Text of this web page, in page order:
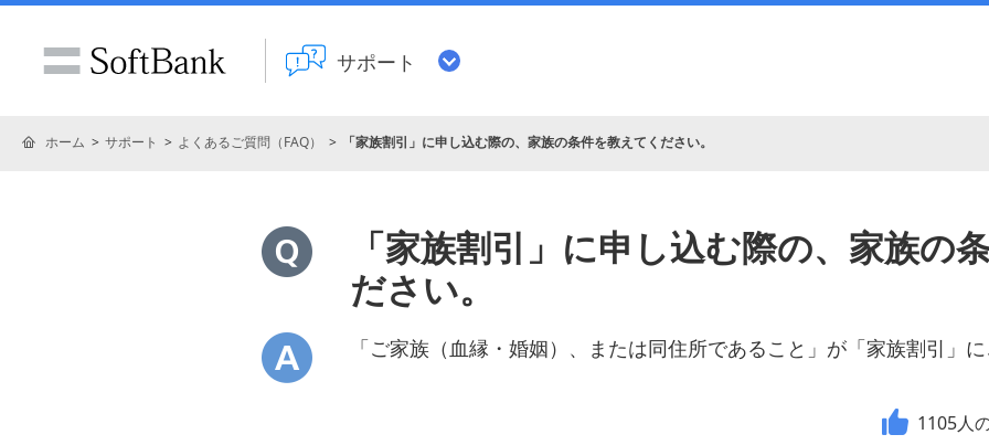
サポート
ホーム サポート よくあるご質問（FAQ） 「家族割引」に申し込む際の、家族の条件を教えてください。
「家族割引」に申し込む際の、家族の
ださい。
「ご家族（血縁・婚姻）、または同住所であること」が「家族割引」
1105人